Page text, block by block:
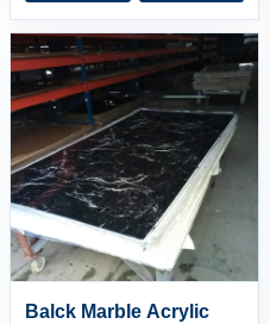
Balck Marble Acrylic